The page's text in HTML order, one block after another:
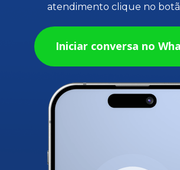
atendimento clique no
Iniciar conversa no